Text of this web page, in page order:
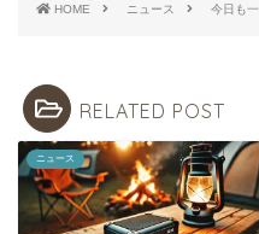
HOME ニュース 今日も
RELATED POST
ニュース